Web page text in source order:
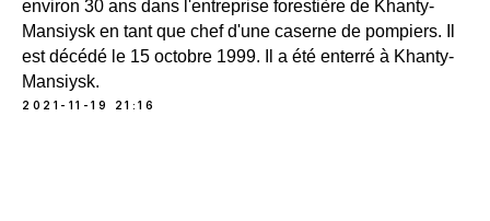
environ 30 ans dans l'entreprise forestière de Khanty-
Mansiysk en tant que chef d'une caserne de pompiers. Il
est décédé le 15 octobre 1999. Il a été enterré à Khanty-
Mansiysk.
2021-11-19 21:16